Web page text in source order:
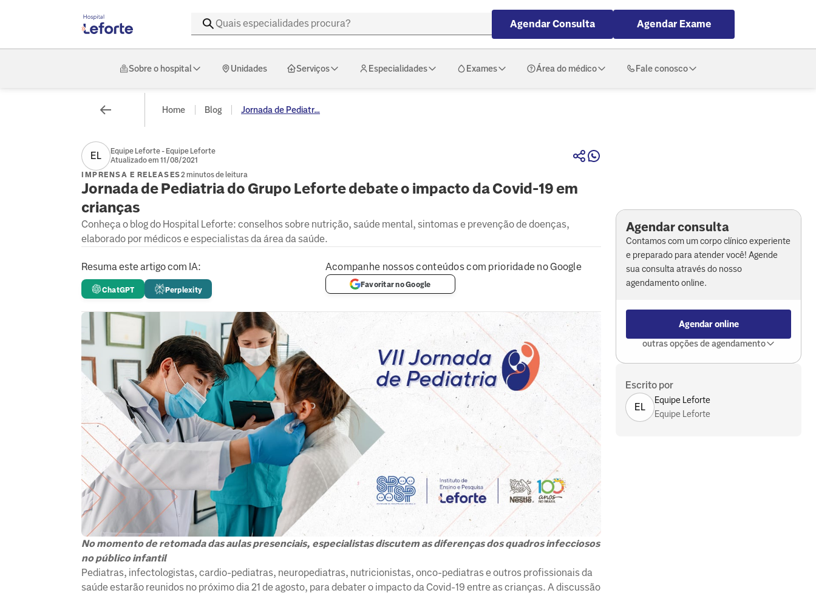
Agendar Consulta Agendar Exame
Sobre o hospital Unidades Serviços Especialidades Exames Área do médico Fale conosco
Home Blog Jornada de Pediatr...
EL
Equipe Leforte - Equipe Leforte
Atualizado em 11/08/2021
IMPRENSA E RELEASES2 minutos de leitura
Jornada de Pediatria do Grupo Leforte debate o impacto da Covid-19 em
crianças
Conheça o blog do Hospital Leforte: conselhos sobre nutrição, saúde mental, sintomas e prevenção de doenças,
elaborado por médicos e especialistas da área da saúde.
Resuma este artigo com IA:
ChatGPT Perplexity
Acompanhe nossos conteúdos com prioridade no Google
Favoritar no Google
No momento de retomada das aulas presenciais, especialistas discutem as diferenças dos quadros infecciosos
no público infantil
Pediatras, infectologistas, cardio-pediatras, neuropediatras, nutricionistas, onco-pediatras e outros profissionais da
saúde estarão reunidos no próximo dia 21 de agosto, para debater o impacto da Covid-19 entre as crianças. A discussão
Agendar consulta
Contamos com um corpo clínico experiente
e preparado para atender você! Agende
sua consulta através do nosso
agendamento online.
Agendar online
outras opções de agendamento
Escrito por
EL
Equipe Leforte
Equipe Leforte